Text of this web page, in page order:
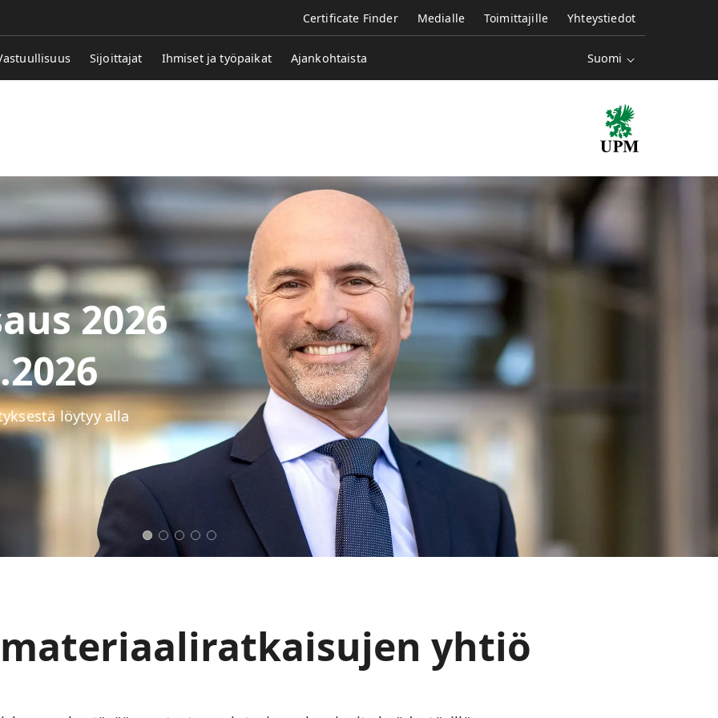
Certificate Finder Medialle Toimittajille Yhteystiedot
Suomi
Sijoittajat Ihmiset ja työpaikat Ajankohtaista
yhtiö